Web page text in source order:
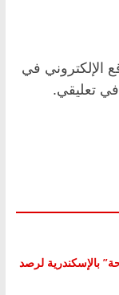
الإلكتروني في
في تعليقي.
بالإسكندرية لرصد